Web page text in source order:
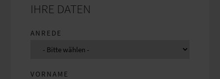
IHRE DATEN
ANREDE
VORNAME